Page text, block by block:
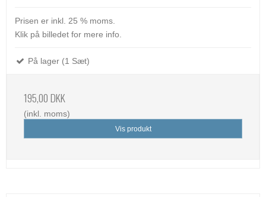
Prisen er inkl. 25 % moms.
Klik på billedet for mere info.
På lager (1 Sæt)
195,00 DKK
(inkl. moms)
Vis produkt